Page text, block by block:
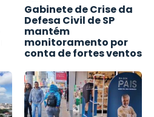
Gabinete de Crise da
Defesa Civil de SP
mantém
monitoramento por
conta de fortes ventos